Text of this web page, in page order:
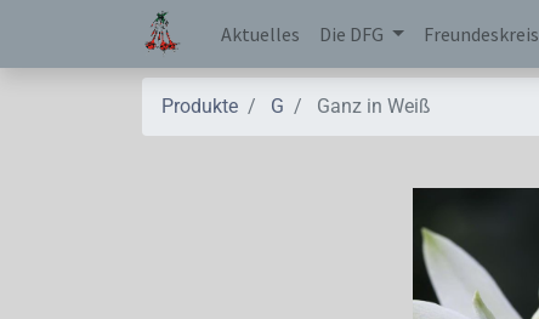
Aktuelles Die DFG
Produkte G Ganz in Weiß